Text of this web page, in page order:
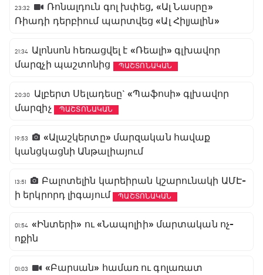
23:32
Ռոնալդուն գոլ խփեց, «Ալ Նասրը»
Ռիադի դերբիում պարտվեց «Ալ Հիլյալին»
21:34 Ալոնսոն հեռացվել է «Ռեալի» գլխավոր
մարզչի պաշտոնից
ՊԱՇՏՈՆԱԿԱՆ
20:30
Ալբերտ Սելադեսը` «Պաֆոսի» գլխավոր
մարզիչ
ՊԱՇՏՈՆԱԿԱՆ
19:53
«Ալաշկերտը» մարզական հավաք
կանցկացնի Անթալիայում
13:51
Բալոտելին կարեիրան կշարունակի ԱՄԷ-
ի երկրորդ լիգայում
ՊԱՇՏՈՆԱԿԱՆ
01:54 «Ինտերի» ու «Նապոլիի» մարտական ոչ-
ոքին
01:03
«Բարսան» համառ ու գոլառատ